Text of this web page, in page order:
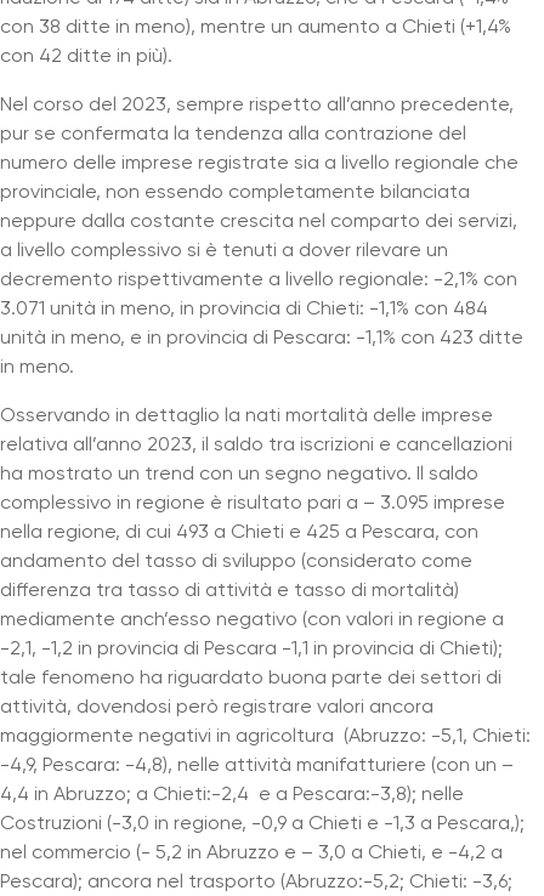
con 38 ditte in meno), mentre un aumento a Chieti (+1,4%
con 42 ditte in più).
Nel corso del 2023, sempre rispetto all’anno precedente,
pur se confermata la tendenza alla contrazione del
numero delle imprese registrate sia a livello regionale che
provinciale, non essendo completamente bilanciata
neppure dalla costante crescita nel comparto dei servizi,
a livello complessivo si è tenuti a dover rilevare un
decremento rispettivamente a livello regionale: -2,1% con
3.071 unità in meno, in provincia di Chieti: -1,1% con 484
unità in meno, e in provincia di Pescara: -1,1% con 423 ditte
in meno.
Osservando in dettaglio la nati mortalità delle imprese
relativa all’anno 2023, il saldo tra iscrizioni e cancellazioni
ha mostrato un trend con un segno negativo. Il saldo
complessivo in regione è risultato pari a – 3.095 imprese
nella regione, di cui 493 a Chieti e 425 a Pescara, con
andamento del tasso di sviluppo (considerato come
differenza tra tasso di attività e tasso di mortalità)
mediamente anch’esso negativo (con valori in regione a
-2,1, -1,2 in provincia di Pescara -1,1 in provincia di Chieti);
tale fenomeno ha riguardato buona parte dei settori di
attività, dovendosi però registrare valori ancora
maggiormente negativi in agricoltura (Abruzzo: -5,1, Chieti:
-4,9, Pescara: -4,8), nelle attività manifatturiere (con un –
4,4 in Abruzzo; a Chieti:-2,4 e a Pescara:-3,8); nelle
Costruzioni (-3,0 in regione, -0,9 a Chieti e -1,3 a Pescara,);
nel commercio (- 5,2 in Abruzzo e – 3,0 a Chieti, e -4,2 a
Pescara); ancora nel trasporto (Abruzzo:-5,2; Chieti: -3,6;